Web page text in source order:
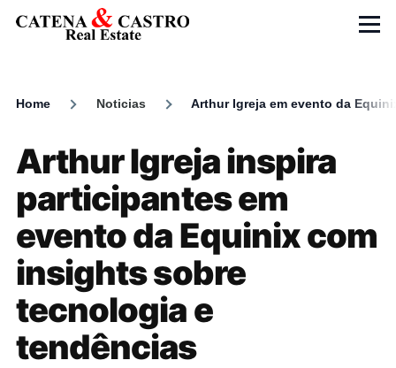
Skip to main content
Menu
Home Noticias Arthur Igreja em evento da
Arthur Igreja inspira
participantes em
evento da Equinix com
insights sobre
tecnologia e
tendências